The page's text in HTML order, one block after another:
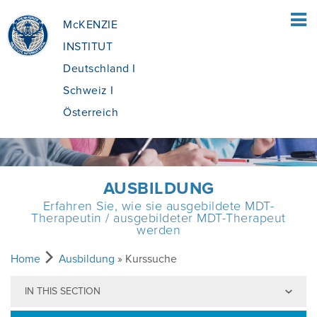
McKENZIE
INSTITUT
Deutschland I
Schweiz I
Österreich
HOME
FÜR PATIENTEN
ÜBERSICHT
WAS IST DIE MCKENZIE METHODE®?
FÜR FACHLEUTE
ÜBERSICHT
AUSBILDUNG
AUSBILDUNG
Erfahren Sie, wie sie ausgebildete MDT-
Therapeutin / ausgebildeter MDT-Therapeut
werden
Home Ausbildung » Kurssuche
IN THIS SECTION